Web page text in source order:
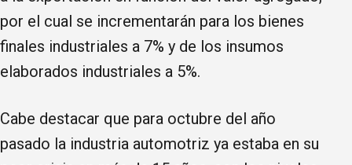
por el cual se incrementarán para los bienes
finales industriales a 7% y de los insumos
elaborados industriales a 5%.
Cabe destacar que para octubre del año
pasado la industria automotriz ya estaba en su